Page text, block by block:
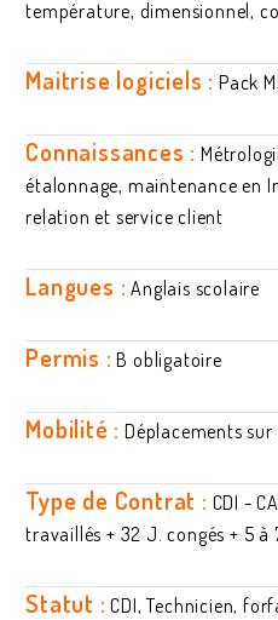
température, dimensionnel,
Maitrise logiciels : Pack
Connaissances :
étalonnage, maintenance en
relation et service client
Langues : Anglais scolaire
Permis : B obligatoire
Mobilité : Déplacements sur
Type de Contrat : CDI -
travaillés + 32 J. congés + 5 à
Statut : CDI, Technicien,